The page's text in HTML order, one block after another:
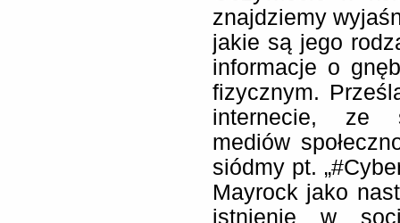
znajdziemy
jakie są jego
informacje o
fizycznym.
internecie, ze
mediów
siódmy pt.
Mayrock jako
istnienie w